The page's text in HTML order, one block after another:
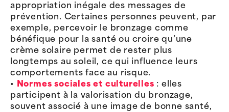
appropriation inégale des messages de
prévention. Certaines personnes peuvent, par
exemple, percevoir le bronzage comme
bénéfique pour la santé ou croire qu’une
crème solaire permet de rester plus
longtemps au soleil, ce qui influence leurs
comportements face au risque.
•
Normes sociales et culturelles : elles
participent à la valorisation du bronzage,
souvent associé à une image de bonne santé,